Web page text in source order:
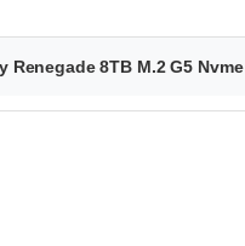
Renegade 8TB M.2 G5 Nvme